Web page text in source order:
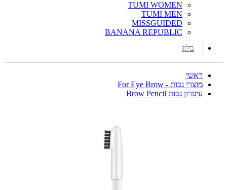
TUMI WOMEN
TUMI MEN
MISSGUIDED
BANANA REPUBLIC
בלוג
ראשי
מוצרי גבות - For Eye Brow
עיפרון גבות Brow Pencil